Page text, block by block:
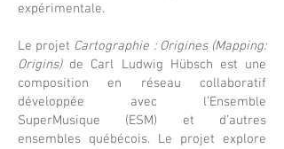
expérimentale.
Le projet Cartographie : Origines (Mapping:
Origins)de Carl Ludwig Hübsch est une
composition en réseau collaboratif
développée avec l’Ensemble
SuperMusique (ESM) et d’autres
ensembles québécois. Le projet explore